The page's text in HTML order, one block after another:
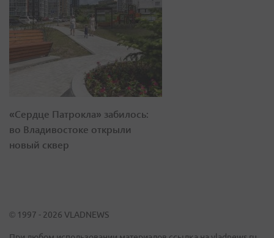
«Сердце Патрокла» забилось:
во Владивостоке открыли
новый сквер
© 1997 - 2026 VLADNEWS